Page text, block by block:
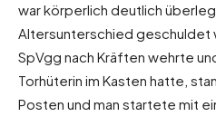
war körperlich deutlich
Altersunterschied geschuldet
SpVgg nach Kräften wehrte
Torhüterin im Kasten hatte,
Posten und man startete mit